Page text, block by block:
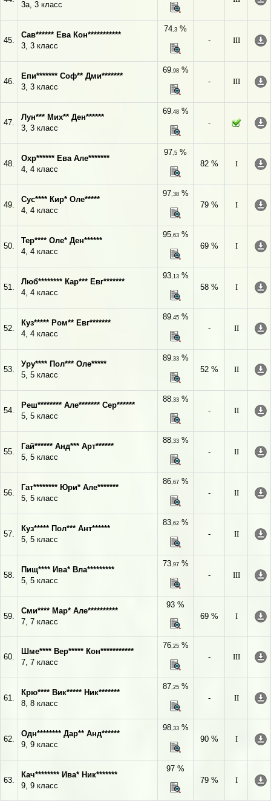
3а, 3 класс
45.
Сав****** Ева Кон***********
3, 3 класс
74,3 %
-
III
46.
Епи******* Соф** Дми*******
3, 3 класс
69,98%
-
III
47.
Лун*** Мих** Ден******
3, 3 класс
69,48%
-
48.
Охр****** Ева Але*******
4, 4 класс
97,5 %
82 %
I
49.
Сус**** Кир* Оле*****
4, 4 класс
97,38%
79 %
I
50.
Тер**** Оле* Ден******
4, 4 класс
95,63%
69 %
I
51.
Люб******** Кар*** Евг*******
4, 4 класс
93,13%
58 %
I
52.
Куз***** Ром** Евг*******
4, 4 класс
89,45%
-
II
53.
Уру**** Пол*** Оле*****
5, 5 класс
89,33%
52 %
II
54.
Реш******** Але******* Сер******
5, 5 класс
88,33%
-
II
55.
Гай****** Анд*** Арт******
5, 5 класс
88,33%
-
II
56.
Гат******** Юри* Але*******
5, 5 класс
86,67%
-
II
57.
Куз***** Пол*** Ант******
5, 5 класс
83,62%
-
II
58.
Пищ**** Ива* Вла*********
5, 5 класс
73,97%
-
III
59.
Сми**** Мар* Але**********
7, 7 класс
93 %
69 %
I
60.
Шме**** Вер***** Кон***********
7, 7 класс
76,25%
-
III
61.
Крю**** Вик***** Ник*******
8, 8 класс
87,25%
-
II
62.
Одн******** Дар** Анд******
9, 9 класс
98,33%
90 %
I
63.
Кач******** Ива* Ник*******
9, 9 класс
97 %
79 %
I